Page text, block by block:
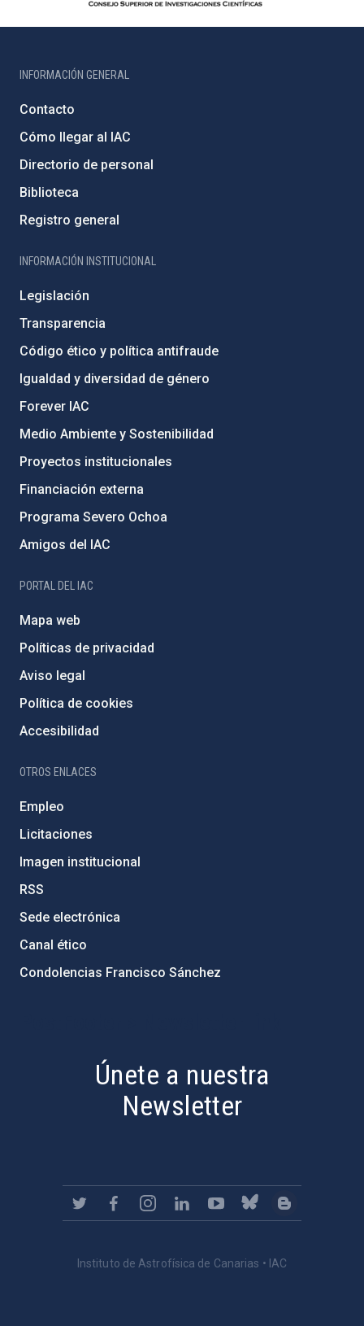
INFORMACIÓN GENERAL
Contacto
Cómo llegar al IAC
Directorio de personal
Biblioteca
Registro general
INFORMACIÓN INSTITUCIONAL
Legislación
Transparencia
Código ético y política antifraude
Igualdad y diversidad de género
Forever IAC
Medio Ambiente y Sostenibilidad
Proyectos institucionales
Financiación externa
Programa Severo Ochoa
Amigos del IAC
PORTAL DEL IAC
Mapa web
Políticas de privacidad
Aviso legal
Política de cookies
Accesibilidad
OTROS ENLACES
Empleo
Licitaciones
Imagen institucional
RSS
Sede electrónica
Canal ético
Condolencias Francisco Sánchez
Únete a nuestra
Newsletter
Instituto de Astrofísica de Canarias • IAC